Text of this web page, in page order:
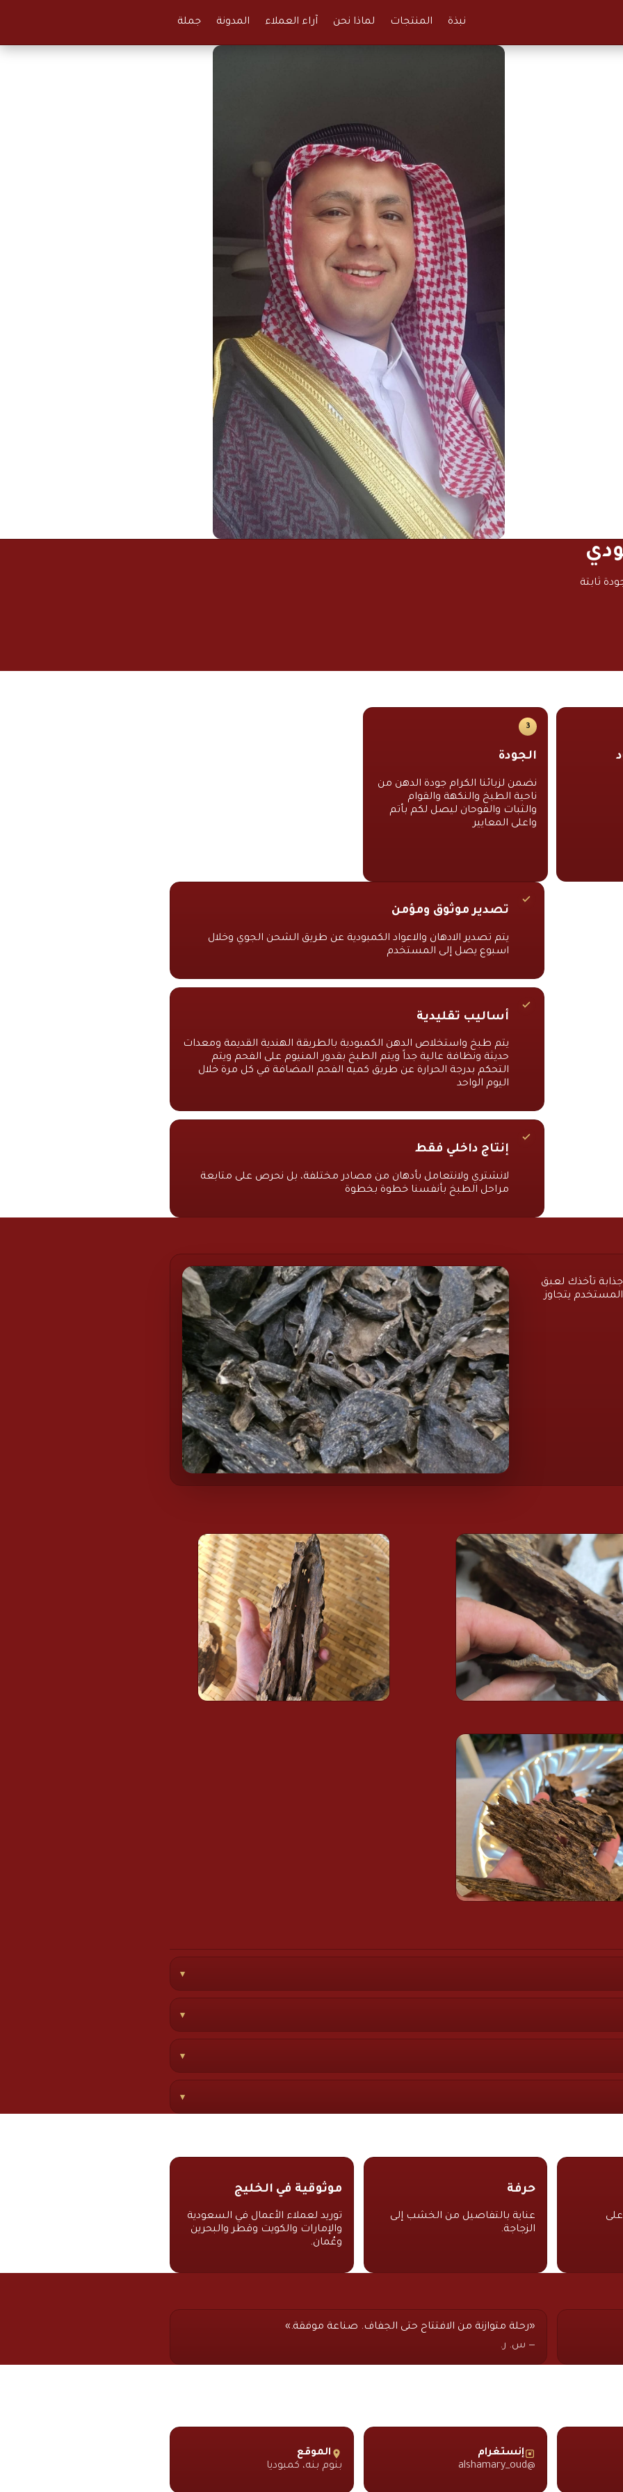
نبذة المنتجات لماذا نحن آراء العملاء المدونة جملة
ثابتة
3
الجودة
نضمن لزبائنا الكرام جودة الدهن من
ناحية الطبخ والنكهة والقوام
والثبات والفوحان ليصل لكم بأتم
واعلى المعايير
تصدير موثوق ومؤمن
يتم تصدير الادهان والاعواد الكمبودية عن طريق الشحن الجوي وخلال
اسبوع يصل إلى المستخدم
أساليب تقليدية
يتم طبخ واستخلاص الدهن الكمبودية بالطريقة الهندية القديمة ومعدات
حديثة ونظافة عالية جداً ويتم الطبخ بقدور المنيوم على الفحم ويتم
التحكم بدرجة الحرارة عن طريق كميه الفحم المضافة في كل مرة خلال
اليوم الواحد
إنتاج داخلي فقط
لانشتري ولانتعامل بأدهان من مصادر مختلفة، بل نحرص على متابعة
مراحل الطبخ بأنفسنا خطوة بخطوة
تأخذك لعبق
يتجاوز
حرفة
عناية بالتفاصيل من الخشب إلى
الزجاجة.
موثوقية في الخليج
توريد لعملاء الأعمال في السعودية
والإمارات والكويت وقطر والبحرين
وعُمان.
«رحلة متوازنة من الافتتاح حتى الجفاف. صناعة موفقة.»
— س. ر.
إنستغرام
@alshamary_oud
الموقع
بنوم بنه، كمبوديا